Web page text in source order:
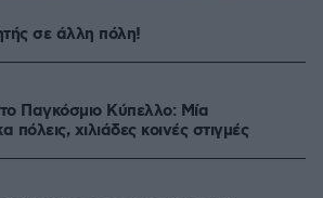
σε άλλη πόλη!
Παγκόσμιο Kύπελλο: Μία
χιλιάδες κοινές στιγμές